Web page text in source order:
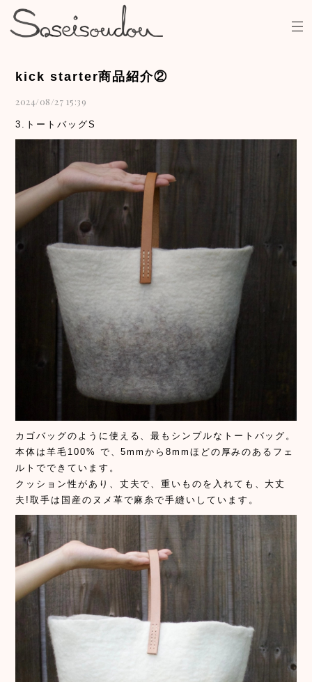
kick starter商品紹介②
2024/08/27 15:39
3.トートバッグS
カゴバッグのように使える、最もシンプルなトートバッグ。
本体は羊毛100% で、5mmから8mmほどの厚みのあるフェ
ルトでできています。
クッション性があり、丈夫で、重いものを入れても、大丈
夫!取手は国産のヌメ革で麻糸で手縫いしています。